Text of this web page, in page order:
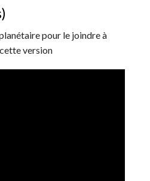
pour le joindre à
version